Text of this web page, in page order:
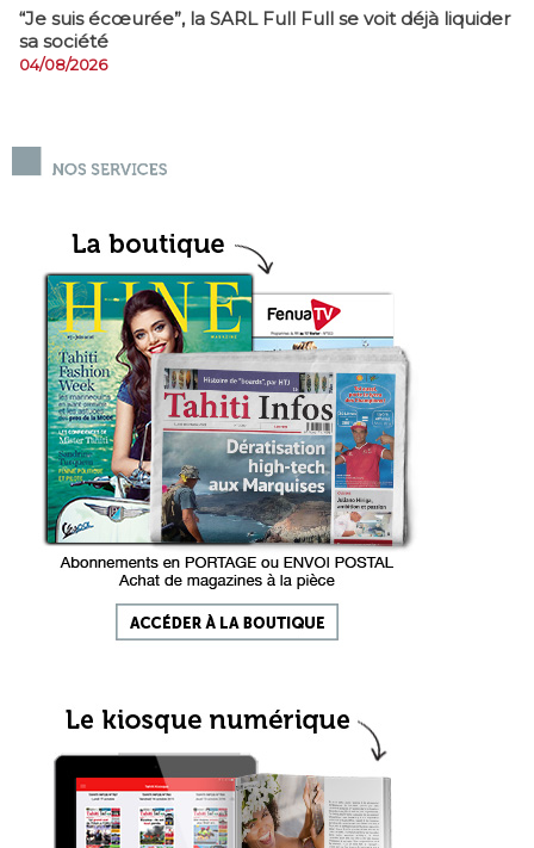
​“Je suis écœurée”, la SARL Full Full se voit déjà liquider
sa société
04/08/2026